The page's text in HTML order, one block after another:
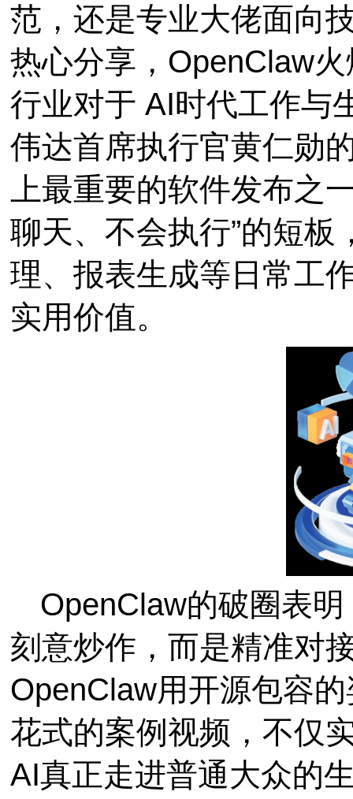
范，还是专业大佬面向
热心分享，OpenClaw
行业对于 AI时代工作与
伟达首席执行官黄仁勋
上最重要的软件发布之
聊天、不会执行”的短
理、报表生成等日常工
实用价值。
OpenClaw的破圈表
刻意炒作，而是精准对
OpenClaw用开源包容
花式的案例视频，不仅
AI真正走进普通大众的